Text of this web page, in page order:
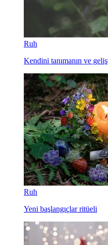
Ruh
Kendini tanımanın ve
Ruh
Yeni başlangıçlar ritüeli